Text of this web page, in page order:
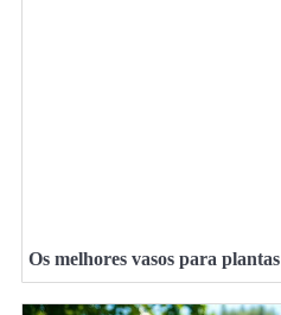
Os melhores vasos para plantas